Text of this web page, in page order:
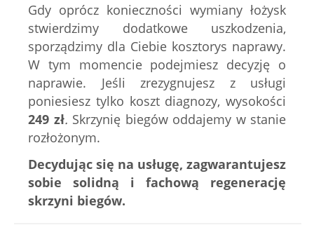
Gdy oprócz konieczności wymiany łożysk
stwierdzimy dodatkowe uszkodzenia,
sporządzimy dla Ciebie kosztorys naprawy.
W tym momencie podejmiesz decyzję o
naprawie. Jeśli zrezygnujesz z usługi
poniesiesz tylko koszt diagnozy, wysokości
249 zł. Skrzynię biegów oddajemy w stanie
rozłożonym.
Decydując się na usługę, zagwarantujesz
sobie solidną i fachową regenerację
skrzyni biegów.